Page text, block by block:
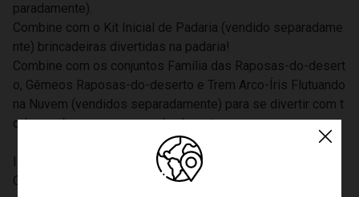
paradamente).
Combine com o Kit Inicial de Padaria (vendido separadame
nte) brincadeiras divertidas na padaria!
Combine com os conjuntos Família das Raposas-do-desert
o, Gêmeos Raposas-do-deserto e Trem Arco-Íris Flutuando
na Nuvem (vendidos separadamente) para se divertir com t
odos os bonecos raposa-do-deserto.
Idade: acima de 3 anos
CE-BRI/ABCP 004975/2019 OCP 0161